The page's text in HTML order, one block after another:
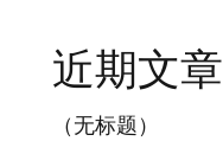
近期文章
（无标题）